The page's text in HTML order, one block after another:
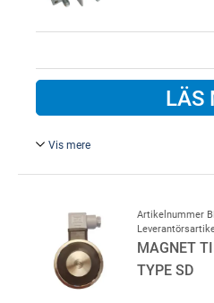
LÄS
Vis mere
Artikelnummer
MAGNET
TYPE SD